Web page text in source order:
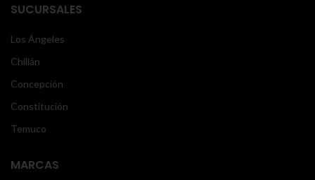
SUCURSALES
Los Ángeles
Chillán
Concepción
Constitución
Temuco
MARCAS